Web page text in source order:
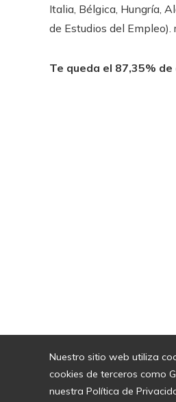
Nuestro sitio web utiliza
cookies de terceros como
nuestra Política de
Italia, Bélgica, Hungría,
de Estudios del
Te queda el 87,35%